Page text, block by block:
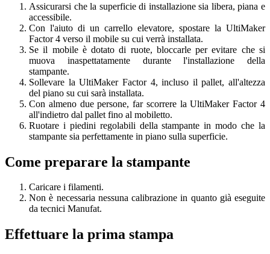
Assicurarsi che la superficie di installazione sia libera, piana e
accessibile.
Con l'aiuto di un carrello elevatore, spostare la UltiMaker
Factor 4 verso il mobile su cui verrà installata.
Se il mobile è dotato di ruote, bloccarle per evitare che si
muova inaspettatamente durante l'installazione della
stampante.
Sollevare la UltiMaker Factor 4, incluso il pallet, all'altezza
del piano su cui sarà installata.
Con almeno due persone, far scorrere la UltiMaker Factor 4
all'indietro dal pallet fino al mobiletto.
Ruotare i piedini regolabili della stampante in modo che la
stampante sia perfettamente in piano sulla superficie.
Come preparare la stampante
Caricare i filamenti.
Non è necessaria nessuna calibrazione in quanto già eseguite
da tecnici Manufat.
Effettuare la prima stampa